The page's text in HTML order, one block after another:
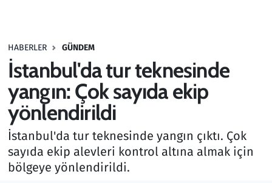
HABERLER GÜNDEM
İstanbul'da tur teknesinde
yangın: Çok sayıda ekip
yönlendirildi
İstanbul'da tur teknesinde yangın çıktı. Çok
sayıda ekip alevleri kontrol altına almak için
bölgeye yönlendirildi.
Haber
Kültür Sanat
Kurumsal Haberler
Lezzet Durağı
Memur ve Kamu